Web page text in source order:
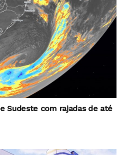
Sudeste com rajadas de até